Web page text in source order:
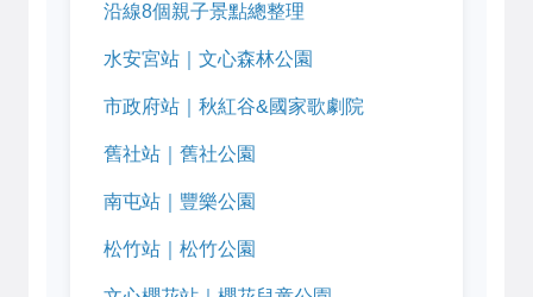
沿線8個親子景點總整理
水安宮站｜文心森林公園
市政府站｜秋紅谷&國家歌劇院
舊社站｜舊社公園
南屯站｜豐樂公園
松竹站｜松竹公園